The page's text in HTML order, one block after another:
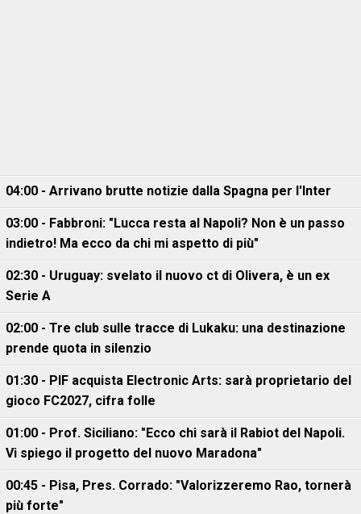
04:00 - Arrivano brutte notizie dalla Spagna per l'Inter
03:00 - Fabbroni: "Lucca resta al Napoli? Non è un passo
indietro! Ma ecco da chi mi aspetto di più"
02:30 - Uruguay: svelato il nuovo ct di Olivera, è un ex
Serie A
02:00 - Tre club sulle tracce di Lukaku: una destinazione
prende quota in silenzio
01:30 - PIF acquista Electronic Arts: sarà proprietario del
gioco FC2027, cifra folle
01:00 - Prof. Siciliano: "Ecco chi sarà il Rabiot del Napoli.
Vi spiego il progetto del nuovo Maradona"
00:45 - Pisa, Pres. Corrado: "Valorizzeremo Rao, tornerà
più forte"